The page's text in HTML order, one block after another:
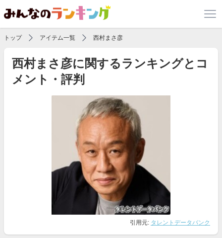
トップ アイテム一覧 西村まさ彦
西村まさ彦に関するランキングとコ
メント・評判
引用元: タレントデータバンク